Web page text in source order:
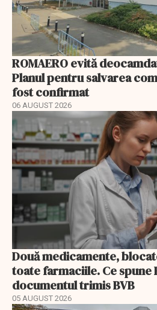
ROMAERO evită
Planul pentru salvarea
fost confirmat
06 AUGUST 2026
Două medicamente,
toate farmaciile. Ce spune
documentul trimis BVB
05 AUGUST 2026